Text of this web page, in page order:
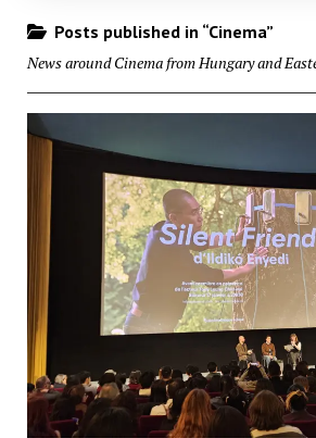
Posts published in “Cinema”
News around Cinema from Hungary and